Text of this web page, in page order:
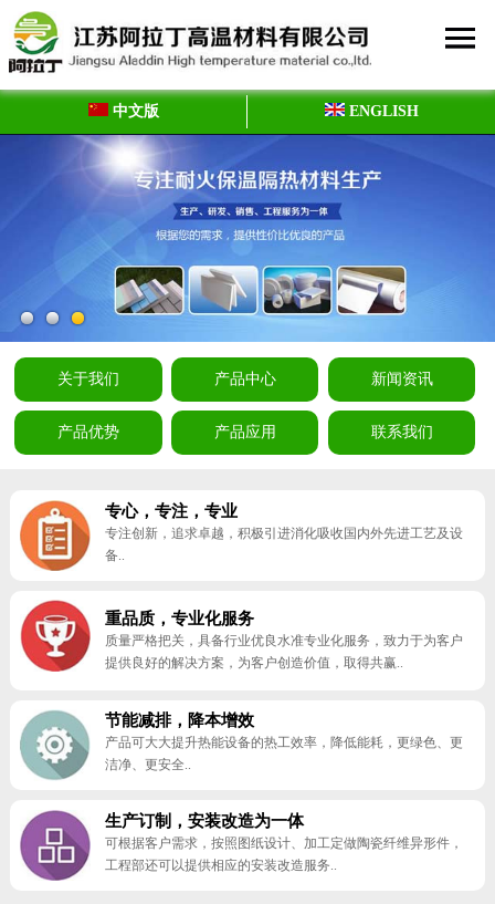
中文版 ENGLISH
关于我们 产品中心 新闻资讯
产品优势 产品应用 联系我们
专心，专注，专业
专注创新，追求卓越，积极引进消化吸收国内外先进工艺及设
备..
重品质，专业化服务
质量严格把关，具备行业优良水准专业化服务，致力于为客户
提供良好的解决方案，为客户创造价值，取得共赢..
节能减排，降本增效
产品可大大提升热能设备的热工效率，降低能耗，更绿色、更
洁净、更安全..
生产订制，安装改造为一体
可根据客户需求，按照图纸设计、加工定做陶瓷纤维异形件，
工程部还可以提供相应的安装改造服务..